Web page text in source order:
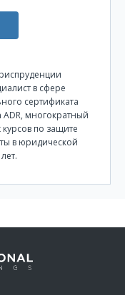
в сфере
сертификата
ADR, многократный
по защите
в юридической